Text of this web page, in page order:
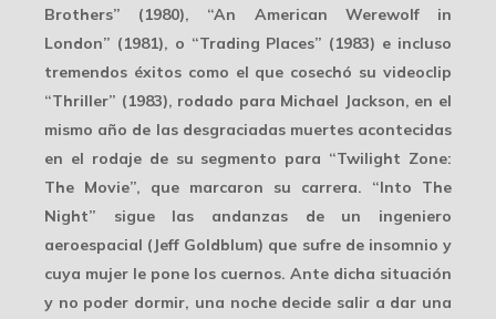
Brothers” (1980), “An American Werewolf in
London” (1981), o “Trading Places” (1983) e incluso
tremendos éxitos como el que cosechó su videoclip
“Thriller” (1983), rodado para Michael Jackson, en el
mismo año de las desgraciadas muertes acontecidas
en el rodaje de su segmento para “Twilight Zone:
The Movie”, que marcaron su carrera. “Into The
Night” sigue las andanzas de un ingeniero
aeroespacial (Jeff Goldblum) que sufre de insomnio y
cuya mujer le pone los cuernos. Ante dicha situación
y no poder dormir, una noche decide salir a dar una